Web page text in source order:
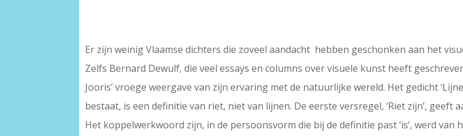
Er zijn weinig Vlaamse dichters die zoveel aandacht hebben geschonken aan het
Zelfs Bernard Dewulf, die veel essays en columns over visuele kunst heeft
Jooris’ vroege weergave van zijn ervaring met de natuurlijke wereld. Het gedicht
bestaat, is een definitie van riet, niet van lijnen. De eerste versregel, ‘Riet zijn’,
Het koppelwerkwoord zijn, in de persoonsvorm die bij de definitie past ‘is’, werd